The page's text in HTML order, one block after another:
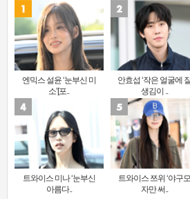
엔믹스 설윤 ‘눈부신 미
소’[포..
안효섭 ‘작은 얼굴에
생김이 ..
트와이스 미나 ‘눈부신
아름다..
트와이스 쯔위 ‘야구모
자만 써..